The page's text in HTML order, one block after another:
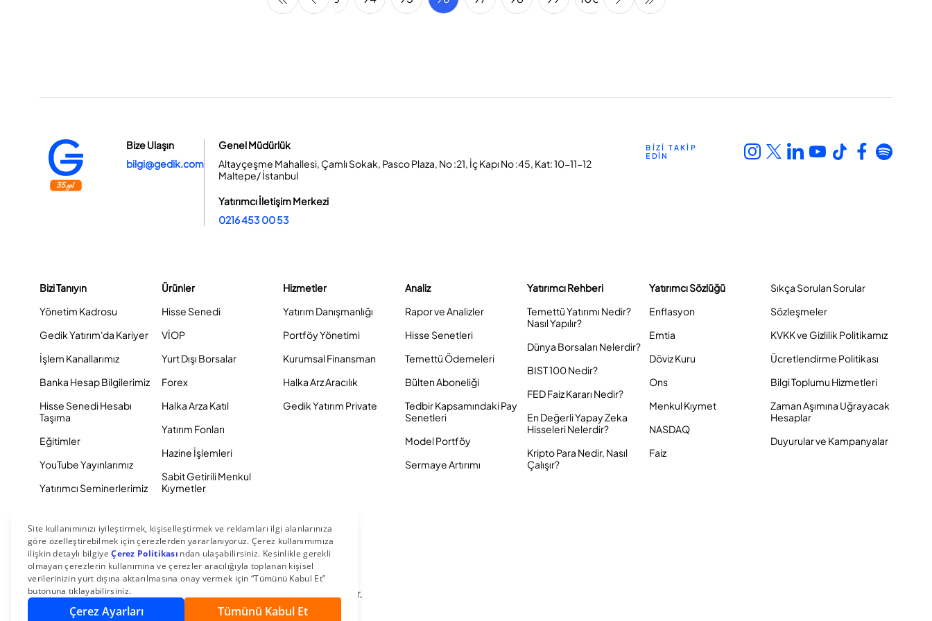
Bize Ulaşın
bilgi@gedik.com
Genel Müdürlük
Altayçeşme Mahallesi, Çamlı Sokak, Pasco Plaza, No :21, İç Kapı No :45, Kat: 10-11-12
Maltepe/ İstanbul
Yatırımcı İletişim Merkezi
0216 453 00 53
BİZİ TAKİP
EDİN
Bizi Tanıyın
Yönetim Kadrosu
Gedik Yatırım'da Kariyer
İşlem Kanallarımız
Banka Hesap Bilgilerimiz
Hisse Senedi Hesabı
Taşıma
Eğitimler
YouTube Yayınlarımız
Yatırımcı Seminerlerimiz
Ürünler
Hisse Senedi
VİOP
Yurt Dışı Borsalar
Forex
Halka Arza Katıl
Yatırım Fonları
Hazine İşlemleri
Sabit Getirili Menkul
Kıymetler
Tahvil ve Bono
Hizmetler
Yatırım Danışmanlığı
Portföy Yönetimi
Kurumsal Finansman
Halka Arz Aracılık
Gedik Yatırım Private
Analiz
Rapor ve Analizler
Hisse Senetleri
Temettü Ödemeleri
Bülten Aboneliği
Tedbir Kapsamındaki Pay
Senetleri
Model Portföy
Sermaye Artırımı
Yatırımcı Rehberi
Temettü Yatırımı Nedir?
Nasıl Yapılır?
Dünya Borsaları Nelerdir?
BIST 100 Nedir?
FED Faiz Kararı Nedir?
En Değerli Yapay Zeka
Hisseleri Nelerdir?
Kripto Para Nedir, Nasıl
Çalışır?
Yatırımcı Sözlüğü
Enflasyon
Emtia
Döviz Kuru
Ons
Menkul Kıymet
NASDAQ
Faiz
Sıkça Sorulan Sorular
Sözleşmeler
KVKK ve Gizlilik Politikamız
Ücretlendirme Politikası
Bilgi Toplumu Hizmetleri
Zaman Aşımına Uğrayacak
Hesaplar
Duyurular ve Kampanyalar
© 2026 Gedik Yatırım Menkul Değerler AŞ. Tüm Hakları Saklıdır.